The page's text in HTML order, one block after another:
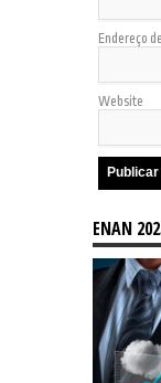
Endereço
Website
ENAN